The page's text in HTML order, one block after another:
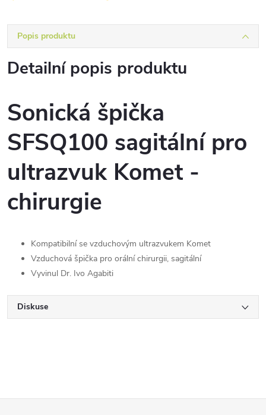
Popis produktu
Detailní popis produktu
Sonická špička
SFSQ100 sagitální pro
ultrazvuk Komet -
chirurgie
Kompatibilní se vzduchovým ultrazvukem Komet
Vzduchová špička pro orální chirurgii, sagitální
Vyvinul Dr. Ivo Agabiti
Diskuse